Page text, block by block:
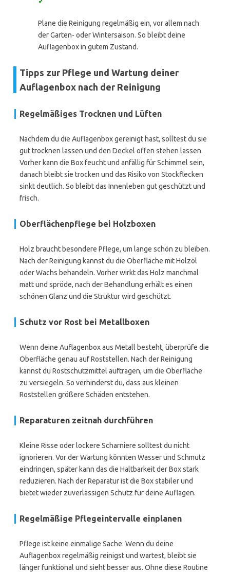
Plane die Reinigung regelmäßig ein, vor allem nach
der Garten- oder Wintersaison. So bleibt deine
Auflagenbox in gutem Zustand.
Tipps zur Pflege und Wartung deiner
Auflagenbox nach der Reinigung
Regelmäßiges Trocknen und Lüften
Nachdem du die Auflagenbox gereinigt hast, solltest du sie
gut trocknen lassen und den Deckel offen stehen lassen.
Vorher kann die Box feucht und anfällig für Schimmel sein,
danach bleibt sie trocken und das Risiko von Stockflecken
sinkt deutlich. So bleibt das Innenleben gut geschützt und
frisch.
Oberflächenpflege bei Holzboxen
Holz braucht besondere Pflege, um lange schön zu bleiben.
Nach der Reinigung kannst du die Oberfläche mit Holzöl
oder Wachs behandeln. Vorher wirkt das Holz manchmal
matt und spröde, nach der Behandlung erhält es einen
schönen Glanz und die Struktur wird geschützt.
Schutz vor Rost bei Metallboxen
Wenn deine Auflagenbox aus Metall besteht, überprüfe die
Oberfläche genau auf Roststellen. Nach der Reinigung
kannst du Rostschutzmittel auftragen, um die Oberfläche
zu versiegeln. So verhinderst du, dass aus kleinen
Roststellen größere Schäden entstehen.
Reparaturen zeitnah durchführen
Kleine Risse oder lockere Scharniere solltest du nicht
ignorieren. Vor der Wartung könnten Wasser und Schmutz
eindringen, später kann das die Haltbarkeit der Box stark
reduzieren. Nach der Reparatur ist die Box stabiler und
bietet wieder zuverlässigen Schutz für deine Auflagen.
Regelmäßige Pflegeintervalle einplanen
Pflege ist keine einmalige Sache. Wenn du deine
Auflagenbox regelmäßig reinigst und wartest, bleibt sie
länger funktional und sieht besser aus. Ohne diese Routine